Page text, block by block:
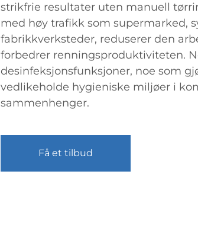
strikfrie resultater uten manuell
med høy trafikk som supermarked,
fabrikkverksteder, reduserer den
forbedrer renningsproduktiviteten.
desinfeksjonsfunksjoner, noe som
vedlikeholde hygieniske miljøer i
sammenhenger.
Få et tilbud